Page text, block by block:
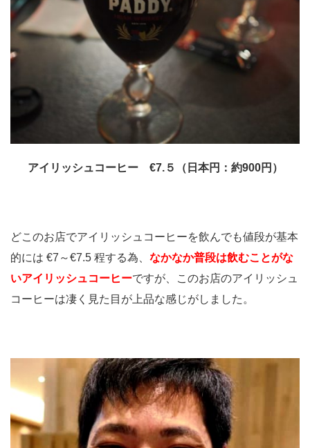
アイリッシュコーヒー €7.５（日本円：約900円）
どこのお店でアイリッシュコーヒーを飲んでも値段が基本
的には €7～€7.5 程する為、 なかなか普段は飲むことがな
いアイリッシュコーヒーですが、このお店のアイリッシュ
コーヒーは凄く見た目が上品な感じがしました。